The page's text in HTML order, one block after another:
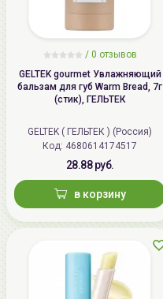
/ 0 отзывов
GELTEK gourmet Увлажняющий
бальзам для губ Warm Bread, 7г
(стик), ГЕЛЬТЕК
GELTEK ( ГЕЛЬТЕК ) (Россия)
Код: 4680614174517
28.88 руб.
в корзину